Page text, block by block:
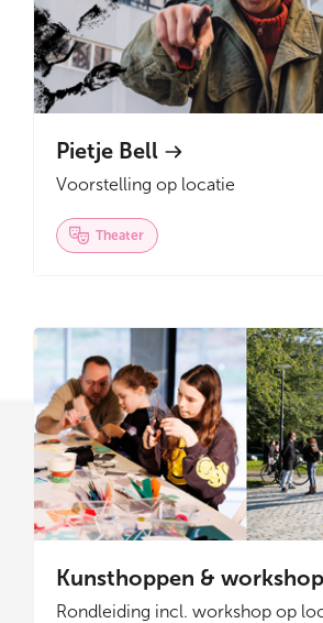
Pietje Bell
Voorstelling op locatie
Theater
Kunsthoppen &
Rondleiding incl. workshop op